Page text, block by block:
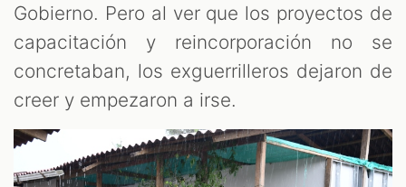
Gobierno. Pero al ver que los proyectos de
capacitación y reincorporación no se
concretaban, los exguerrilleros dejaron de
creer y empezaron a irse.